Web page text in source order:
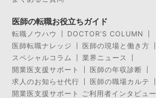
医師の転職お役立ちガイド
転職ノウハウ
DOCTOR’S COLUMN
医師転職ナレッジ
医師の現場と働き方
スペシャルコラム
業界ニュース
開業医支援サポート
医師の年収診断
求人のお知らせ代行
医師の職場カルテ
開業医支援サポート ご利用者インタビュー